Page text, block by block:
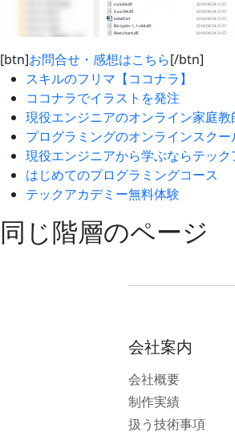
[btn]お問合せ・感想はこちら[/btn]
スキルのフリマ【ココナラ】
ココナラでイラストを発注
現役エンジニアのオンライン家庭
プログラミングのオンラインスク
現役エンジニアから学ぶならテック
はじめてのプログラミングコース
テックアカデミー無料体験
同じ階層のページ
会社案内
会社概要
制作実績
扱う技術事項